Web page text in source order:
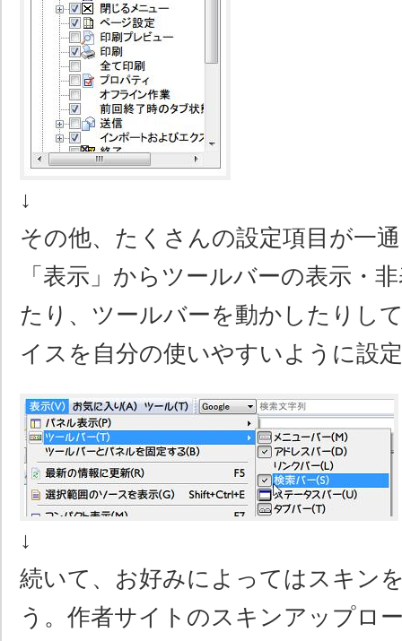
↓
その他、たくさんの設定項目が一
「表示」からツールバーの表示・
たり、ツールバーを動かしたりし
イスを自分の使いやすいように設
↓
続いて、お好みによってはスキン
う。作者サイトのスキンアップロ